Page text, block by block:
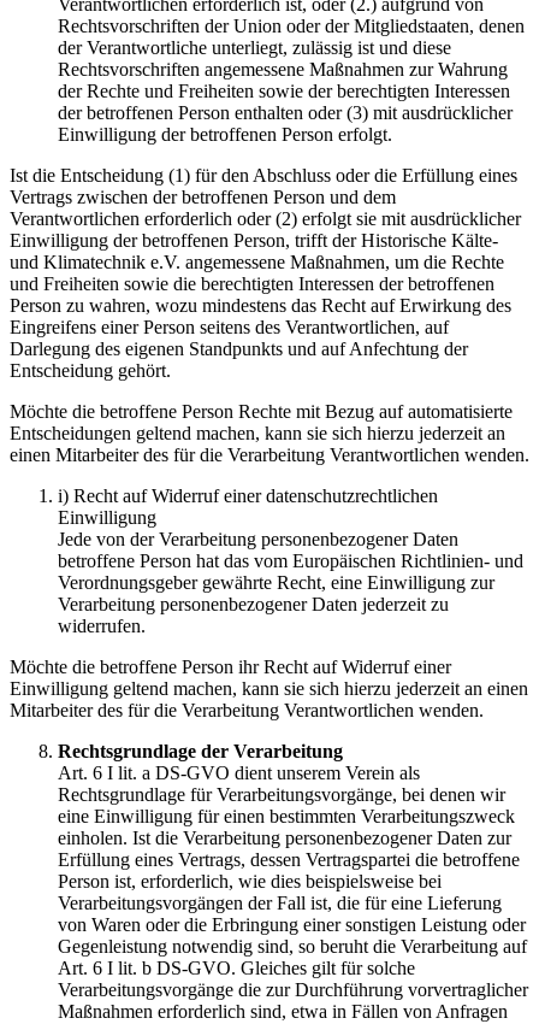
Rechtsvorschriften der Union oder der Mitgliedstaaten, denen
der Verantwortliche unterliegt, zulässig ist und diese
Rechtsvorschriften angemessene Maßnahmen zur Wahrung
der Rechte und Freiheiten sowie der berechtigten Interessen
der betroffenen Person enthalten oder (3) mit ausdrücklicher
Einwilligung der betroffenen Person erfolgt.
Ist die Entscheidung (1) für den Abschluss oder die Erfüllung eines
Vertrags zwischen der betroffenen Person und dem
Verantwortlichen erforderlich oder (2) erfolgt sie mit ausdrücklicher
Einwilligung der betroffenen Person, trifft der Historische Kälte-
und Klimatechnik e.V. angemessene Maßnahmen, um die Rechte
und Freiheiten sowie die berechtigten Interessen der betroffenen
Person zu wahren, wozu mindestens das Recht auf Erwirkung des
Eingreifens einer Person seitens des Verantwortlichen, auf
Darlegung des eigenen Standpunkts und auf Anfechtung der
Entscheidung gehört.
Möchte die betroffene Person Rechte mit Bezug auf automatisierte
Entscheidungen geltend machen, kann sie sich hierzu jederzeit an
einen Mitarbeiter des für die Verarbeitung Verantwortlichen wenden.
i) Recht auf Widerruf einer datenschutzrechtlichen
Einwilligung
Jede von der Verarbeitung personenbezogener Daten
betroffene Person hat das vom Europäischen Richtlinien- und
Verordnungsgeber gewährte Recht, eine Einwilligung zur
Verarbeitung personenbezogener Daten jederzeit zu
widerrufen.
Möchte die betroffene Person ihr Recht auf Widerruf einer
Einwilligung geltend machen, kann sie sich hierzu jederzeit an einen
Mitarbeiter des für die Verarbeitung Verantwortlichen wenden.
Rechtsgrundlage der Verarbeitung
Art. 6 I lit. a DS-GVO dient unserem Verein als
Rechtsgrundlage für Verarbeitungsvorgänge, bei denen wir
eine Einwilligung für einen bestimmten Verarbeitungszweck
einholen. Ist die Verarbeitung personenbezogener Daten zur
Erfüllung eines Vertrags, dessen Vertragspartei die betroffene
Person ist, erforderlich, wie dies beispielsweise bei
Verarbeitungsvorgängen der Fall ist, die für eine Lieferung
von Waren oder die Erbringung einer sonstigen Leistung oder
Gegenleistung notwendig sind, so beruht die Verarbeitung auf
Art. 6 I lit. b DS-GVO. Gleiches gilt für solche
Verarbeitungsvorgänge die zur Durchführung vorvertraglicher
Maßnahmen erforderlich sind, etwa in Fällen von Anfragen